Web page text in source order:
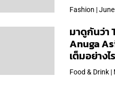
Arabica แ
ชันพิเศษเ
Fashion |
มาดูกันว่า
Anuga
เต็มอย่าง
ใหญ่สุดเท่
Food & Drink